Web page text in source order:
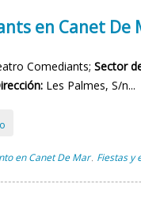
en Canet De
Comediants; Sector
Les Palmes, S/n...
en Canet De Mar Fiestas y